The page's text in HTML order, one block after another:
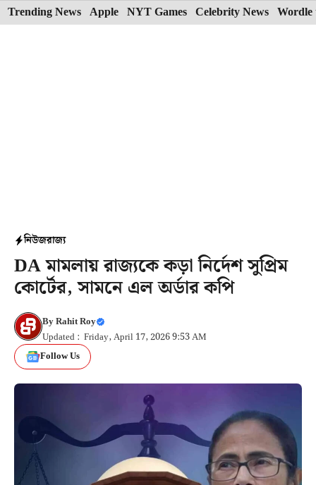
Skip
to
Trending News Apple NYT Games Celebrity News Wordle
নিউজরাজ্য
DA মামলায় রাজ্যকে কড়া নির্দেশ সুপ্রিম
কোর্টের, সামনে এল অর্ডার কপি
ByRahit Roy
Updated : Friday, April 17, 2026 9:53 AM
Follow Us